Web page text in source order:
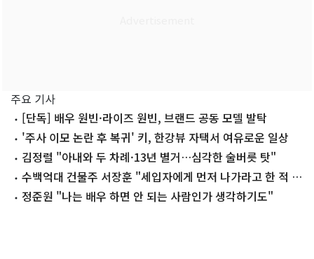
주요 기사
[단독] 배우 원빈·라이즈 원빈, 브랜드 공동 모델 발탁
'주사 이모 논란 후 복귀' 키, 한강뷰 자택서 여유로운 일상
김정렬 "아내와 두 차례·13년 별거…심각한 술버릇 탓"
수백억대 건물주 서장훈 "세입자에게 먼저 나가라고 한 적 없
어"정준원 "나는 배우 하면 안 되는 사람인가 생각하기도"